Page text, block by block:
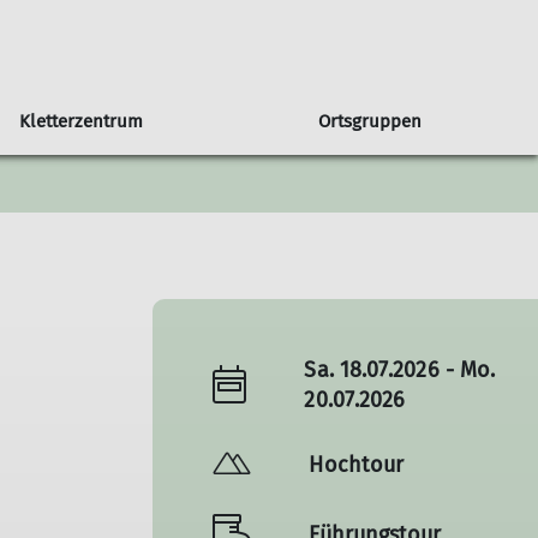
unserer Sektion Newsletter
Programmheft
Seniorengruppe Sportgruppe
Kletterzentrum
Klettern & Bouldern mit Kids
Ortsgruppen
Orstgruppe Bühl
Sa. 18.07.2026 - Mo.
20.07.2026
Hochtour